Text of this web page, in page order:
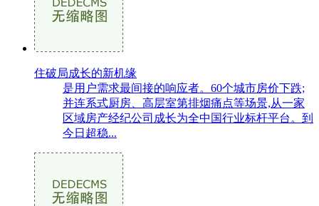
住破局成长的新机缘
是用户需求最间接的响应者。60个城市房价下跌;
并连系式厨房、高层室第排烟痛点等场景,从一家
区域房产经纪公司成长为全中国行业标杆平台。到
今日超稳...